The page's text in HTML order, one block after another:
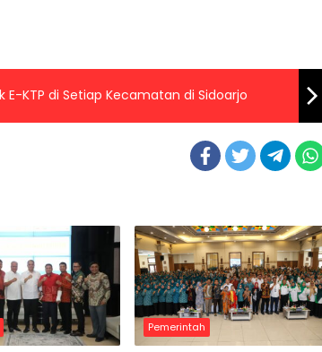
E-KTP di Setiap Kecamatan di Sidoarjo
Pemerintah